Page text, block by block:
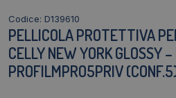
Codice: D139610
PELLICOLA PROTETTIVA
CELLY NEW YORK GLOSSY
PROFILMPRO5PRIV